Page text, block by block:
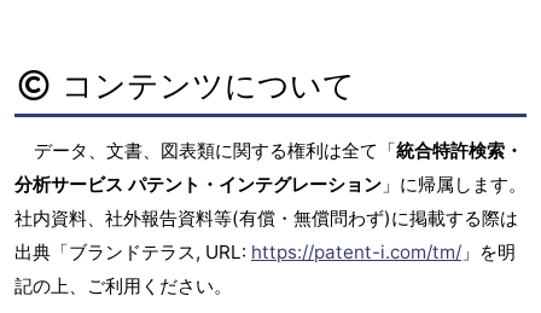
コンテンツについて
データ、文書、図表類に関する権利は全て「統合特許検索・
分析サービス パテント・インテグレーション 」に帰属します。
社内資料、社外報告資料等(有償・無償問わず)に掲載する際は
出典「ブランドテラス, URL: https://patent-i.com/tm/ 」を明
記の上、ご利用ください。